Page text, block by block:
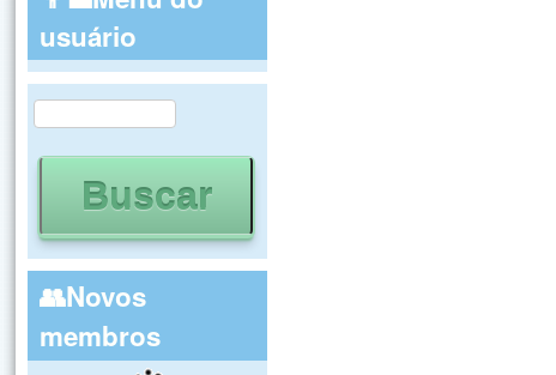
usuário
Formulário de busca
Buscar
👥Novos
membros